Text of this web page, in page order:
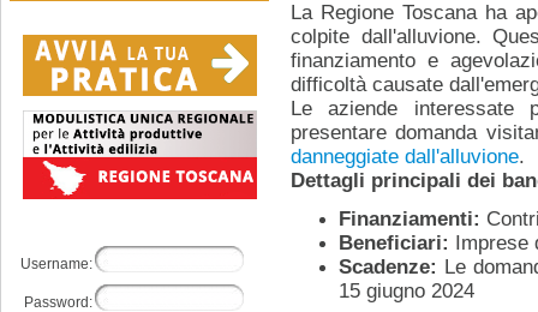
Username:
Password:
La Regione Toscana ha
colpite dall'alluvione.
finanziamento e
difficoltà causate
Le aziende interessate
presentare domanda
danneggiate dall'alluvione.
Dettagli principali dei
Finanziamenti:
Beneficiari: Imprese
Scadenze: Le
15 giugno 2024